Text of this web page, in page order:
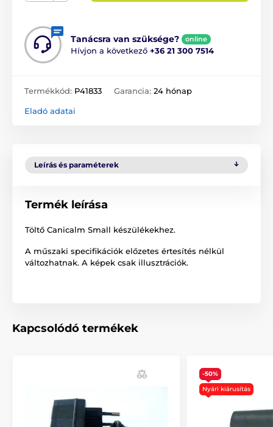
Tanácsra van szüksége? online
Hívjon a következő +36 21 300 7514
Termékkód: P41833 Garancia: 24 hónap
Eladó adatai
Leírás és paraméterek
Termék leírása
Töltő Canicalm Small készülékekhez.
A műszaki specifikációk előzetes értesítés nélkül
változhatnak. A képek csak illusztrációk.
Kapcsolódó termékek
-50%
Nyári kiárusítás